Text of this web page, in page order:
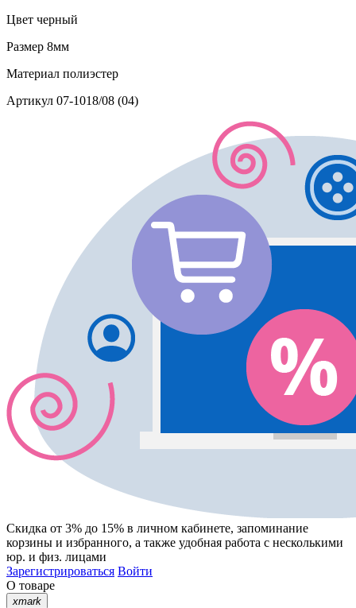
Цвет черный
Размер 8мм
Материал полиэстер
Артикул 07-1018/08 (04)
Скидка от 3% до 15% в личном кабинете, запоминание
корзины и избранного, а также удобная работа с несколькими
юр. и физ. лицами
Зарегистрироваться Войти
О товаре
xmark